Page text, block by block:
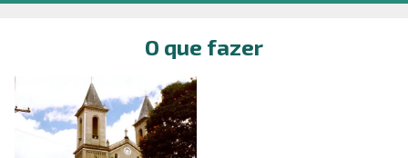
O que fazer